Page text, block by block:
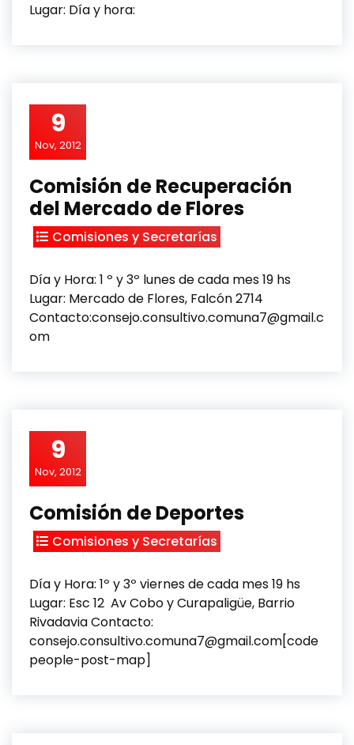
Lugar: Día y hora:
9
Nov, 2012
Comisión de Recuperación
del Mercado de Flores
Comisiones y Secretarías
Día y Hora: 1 º y 3º lunes de cada mes 19 hs
Lugar: Mercado de Flores, Falcón 2714
Contacto:consejo.consultivo.comuna7@gmail.c
om
9
Nov, 2012
Comisión de Deportes
Comisiones y Secretarías
Día y Hora: 1º y 3º viernes de cada mes 19 hs
Lugar: Esc 12 Av Cobo y Curapaligüe, Barrio
Rivadavia Contacto:
consejo.consultivo.comuna7@gmail.com[code
people-post-map]